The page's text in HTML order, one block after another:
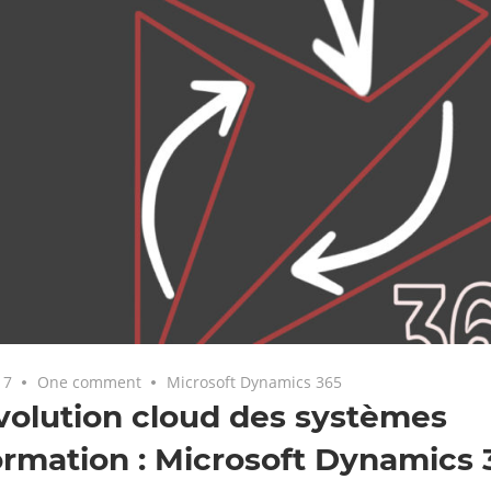
One comment Microsoft Dynamics 365
cloud des systèmes
: Microsoft Dynamics